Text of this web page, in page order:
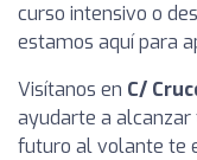
curso intensivo o
estamos aquí para
Visítanos en C/
ayudarte a alcanzar
futuro al volante te